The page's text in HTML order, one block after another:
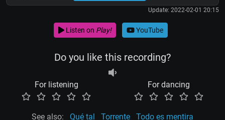
Update: 2022-02-01 20:15
Listen on Play! YouTube
Do you like this recording?
For listening For dancing
See also: Qué tal Torrente Todo es mentira